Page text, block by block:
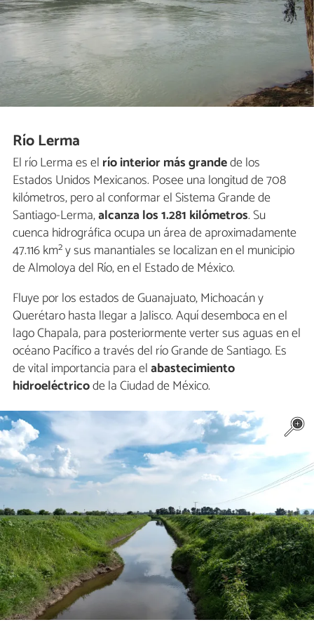
Río Lerma
El río Lerma es el río interior más grandede los
Estados Unidos Mexicanos. Posee una longitud de 708
kilómetros, pero al conformar el Sistema Grande de
Santiago-Lerma,alcanza los 1.281 kilómetros. Su
cuenca hidrográfica ocupa un área de aproximadamente
47.116 km² y sus manantiales se localizan en el municipio
de Almoloya del Río, en el Estado de México.
Fluye por los estados de Guanajuato, Michoacán y
Querétaro hasta llegar a Jalisco. Aquí desemboca en el
lago Chapala, para posteriormente verter sus aguas en el
océano Pacífico a través del río Grande de Santiago. Es
de vital importancia para elabastecimiento
hidroeléctricode la Ciudad de México.